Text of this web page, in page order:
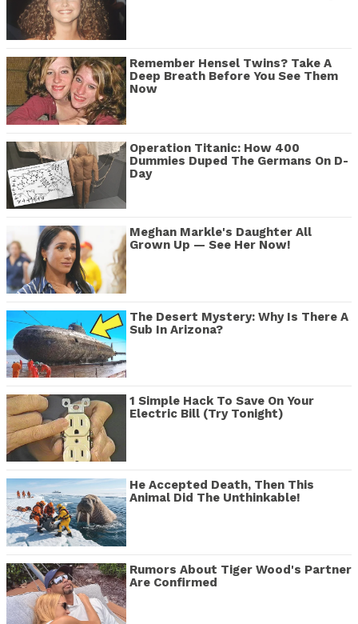
Remember Hensel Twins? Take A
Deep Breath Before You See Them
Now
Operation Titanic: How 400
Dummies Duped The Germans On D-
Day
Meghan Markle's Daughter All
Grown Up — See Her Now!
The Desert Mystery: Why Is There A
Sub In Arizona?
1 Simple Hack To Save On Your
Electric Bill (Try Tonight)
He Accepted Death, Then This
Animal Did The Unthinkable!
Rumors About Tiger Wood's Partner
Are Confirmed